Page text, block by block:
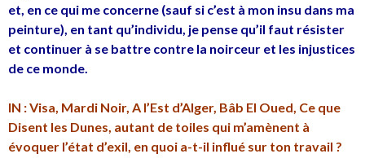
et, en ce qui me concerne (sauf si c’est à mon insu dans ma
peinture), en tant qu’individu, je pense qu’il faut résister
et continuer à se battre contre la noirceur et les injustices
de ce monde.
IN : Visa, Mardi Noir, A l’Est d’Alger, Bâb El Oued, Ce que
Disent les Dunes, autant de toiles qui m’amènent à
évoquer l’état d’exil, en quoi a-t-il influé sur ton travail ?